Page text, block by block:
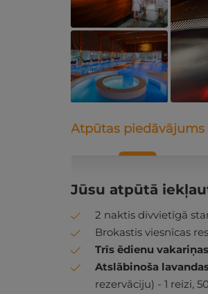
Atpūtas piedāvājums
Jūsu atpūtā
2 naktis divvietīgā
Brokastis viesnīcas
Trīs ēdienu
Atslābinoša
rezervāciju) - 1 reizi,